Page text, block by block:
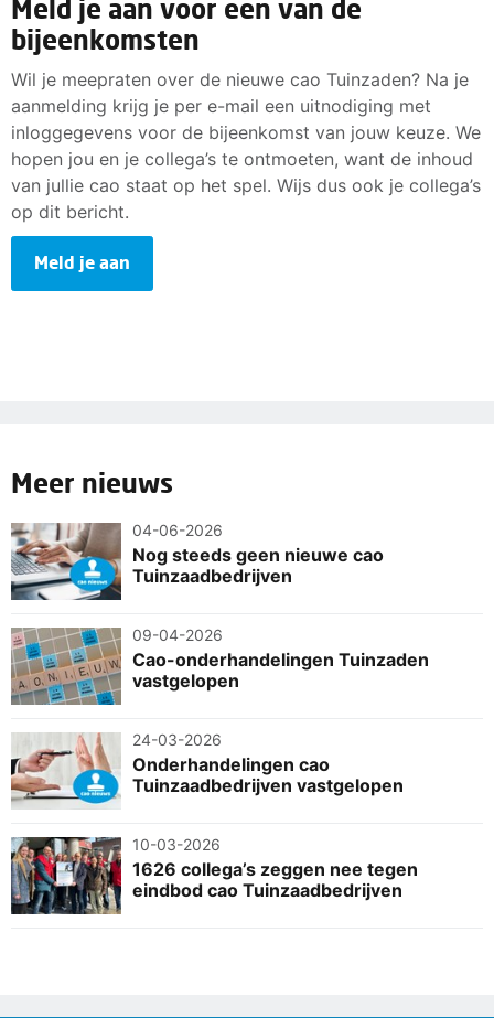
Meld je aan voor een van de
bijeenkomsten
Wil je meepraten over de nieuwe cao Tuinzaden? Na je
aanmelding krijg je per e-mail een uitnodiging met
inloggegevens voor de bijeenkomst van jouw keuze. We
hopen jou en je collega’s te ontmoeten, want de inhoud
van jullie cao staat op het spel. Wijs dus ook je collega’s
op dit bericht.
Meld je aan
Meer nieuws
04-06-2026
Nog steeds geen nieuwe cao
Tuinzaadbedrijven
09-04-2026
Cao-onderhandelingen Tuinzaden
vastgelopen
24-03-2026
Onderhandelingen cao
Tuinzaadbedrijven vastgelopen
10-03-2026
1626 collega’s zeggen nee tegen
eindbod cao Tuinzaadbedrijven